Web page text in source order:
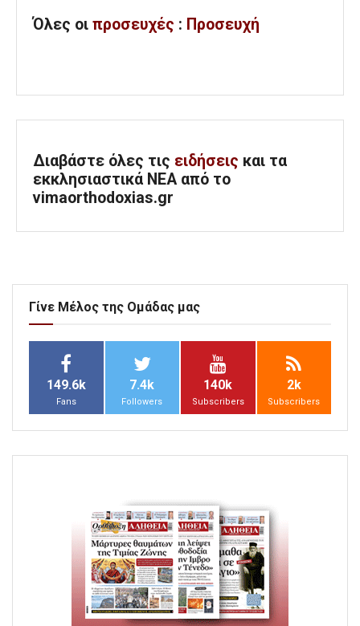
Όλες οι προσευχές : Προσευχή
Διαβάστε όλες τις ειδήσεις και τα
εκκλησιαστικά ΝΕΑ από το
vimaorthodoxias.gr
Γίνε Μέλος της Ομάδας μας
149.6k
Fans
7.4k
Followers
140k
Subscribers
2k
Subscribers